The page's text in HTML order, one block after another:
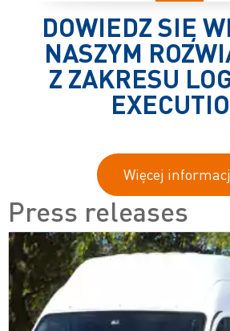
DOWIEDZ SIĘ
NASZYM
Z ZAKRESU
Więcej
Press releases